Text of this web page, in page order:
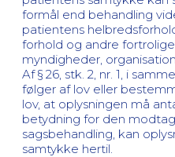
formål end behandling
patientens
forhold og andre
myndigheder,
Af § 26, stk. 2, nr. 1, i
følger af lov eller
lov, at oplysningen må
betydning for den
sagsbehandling, kan
samtykke hertil.